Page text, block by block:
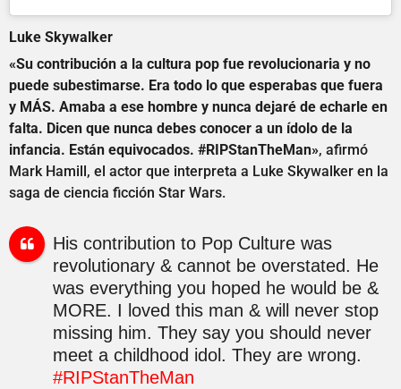
Luke Skywalker
«Su contribución a la cultura pop fue revolucionaria y no
puede subestimarse. Era todo lo que esperabas que fuera
y MÁS. Amaba a ese hombre y nunca dejaré de echarle en
falta. Dicen que nunca debes conocer a un ídolo de la
infancia. Están equivocados. #RIPStanTheMan», afirmó
Mark Hamill, el actor que interpreta a Luke Skywalker en la
saga de ciencia ficción Star Wars.
His contribution to Pop Culture was
revolutionary & cannot be overstated. He
was everything you hoped he would be &
MORE. I loved this man & will never stop
missing him. They say you should never
meet a childhood idol. They are wrong.
#RIPStanTheMan